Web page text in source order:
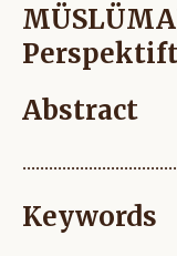
Abstract
Keywords